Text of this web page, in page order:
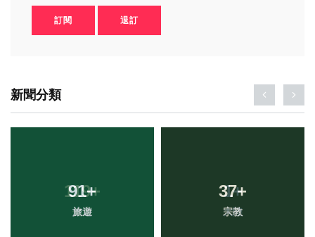
訂閱 退訂
新聞分類
91+
旅遊
37+
宗教